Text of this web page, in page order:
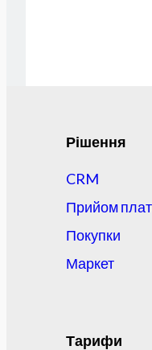
Рішення
CRM
Прийом
Покупки
Маркет
Тарифи